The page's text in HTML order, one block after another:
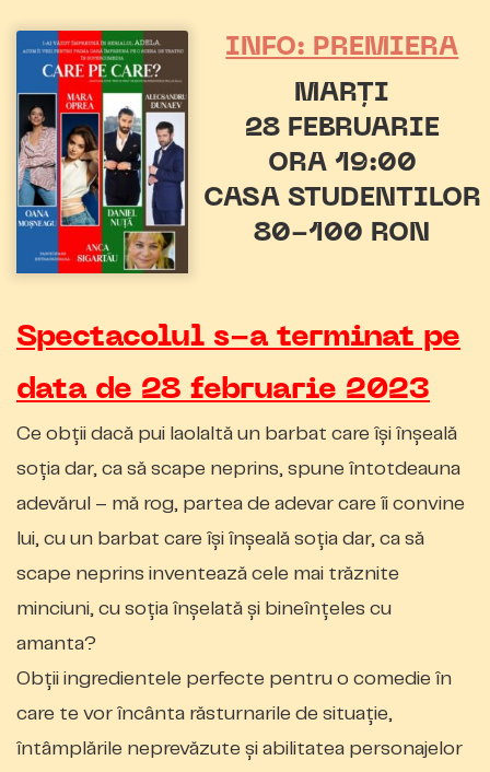
INFO: PREMIERA
MARȚI
28 FEBRUARIE
ORA 19:00
CASA STUDENTILOR
80-100 RON
Spectacolul s-a terminat pe
data de 28 februarie 2023
Ce obții dacă pui laolaltă un barbat care își înșeală
soția dar, ca să scape neprins, spune întotdeauna
adevărul – mă rog, partea de adevar care îi convine
lui, cu un barbat care își înșeală soția dar, ca să
scape neprins inventează cele mai trăznite
minciuni, cu soția înșelată și bineînțeles cu
amanta?
Obții ingredientele perfecte pentru o comedie în
care te vor încânta răsturnarile de situație,
întâmplările neprevăzute și abilitatea personajelor